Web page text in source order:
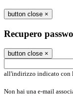
button close ×
Recupero
button close ×
all'indirizzo indicato con
Non hai una e-mail